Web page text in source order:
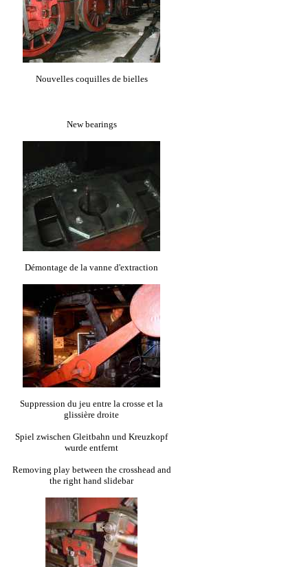
Nouvelles coquilles de bielles
New bearings
Démontage de la vanne d'extraction
Suppression du jeu entre la crosse et la
glissière droite
Spiel zwischen Gleitbahn und Kreuzkopf
wurde entfernt
Removing play between the crosshead and
the right hand slidebar